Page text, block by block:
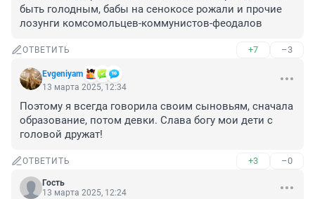
быть голодным, бабы на сенокосе рожали и прочие
лозунги комсомольцев-коммунистов-феодалов
ОТВЕТИТЬ +7 –3
Evgeniyam
13 марта 2025, 12:34
Поэтому я всегда говорила своим сыновьям, сначала
образование, потом девки. Слава богу мои дети с
головой дружат!
ОТВЕТИТЬ +3 –0
Гость
13 марта 2025, 12:24